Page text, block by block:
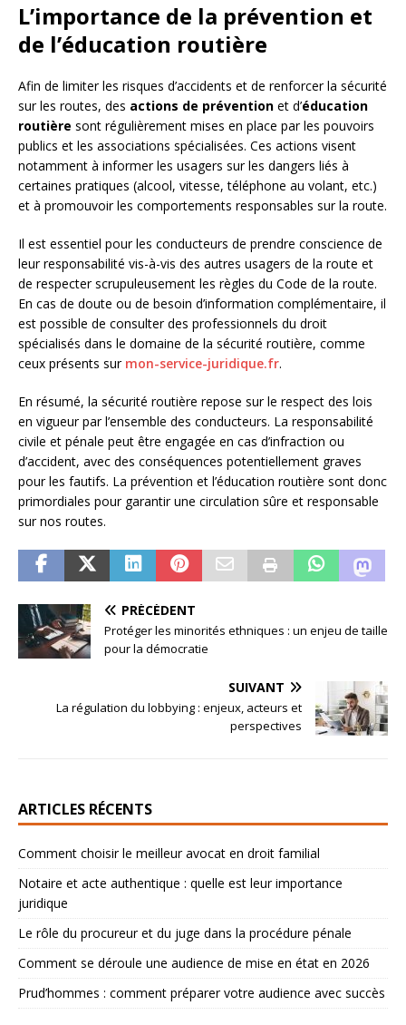
L’importance de la prévention et
de l’éducation routière
Afin de limiter les risques d’accidents et de renforcer la sécurité
sur les routes, des actions de prévention et d’éducation
routière sont régulièrement mises en place par les pouvoirs
publics et les associations spécialisées. Ces actions visent
notamment à informer les usagers sur les dangers liés à
certaines pratiques (alcool, vitesse, téléphone au volant, etc.)
et à promouvoir les comportements responsables sur la route.
Il est essentiel pour les conducteurs de prendre conscience de
leur responsabilité vis-à-vis des autres usagers de la route et
de respecter scrupuleusement les règles du Code de la route.
En cas de doute ou de besoin d’information complémentaire, il
est possible de consulter des professionnels du droit
spécialisés dans le domaine de la sécurité routière, comme
ceux présents sur mon-service-juridique.fr.
En résumé, la sécurité routière repose sur le respect des lois
en vigueur par l’ensemble des conducteurs. La responsabilité
civile et pénale peut être engagée en cas d’infraction ou
d’accident, avec des conséquences potentiellement graves
pour les fautifs. La prévention et l’éducation routière sont donc
primordiales pour garantir une circulation sûre et responsable
sur nos routes.
PRÉCÉDENT
Protéger les minorités ethniques : un enjeu de taille
pour la démocratie
SUIVANT
La régulation du lobbying : enjeux, acteurs et
perspectives
ARTICLES RÉCENTS
Comment choisir le meilleur avocat en droit familial
Notaire et acte authentique : quelle est leur importance
juridique
Le rôle du procureur et du juge dans la procédure pénale
Comment se déroule une audience de mise en état en 2026
Prud’hommes : comment préparer votre audience avec succès